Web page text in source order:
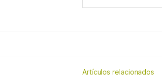
Artículos relacionados